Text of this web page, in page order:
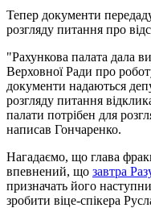
Тепер документи
розгляду питання про
"Рахункова палата дала
Верховної Ради про
документи надаються
розгляду питання
палати потрібен для
написав Гончаренко.
Нагадаємо, що глава
впевнений, що завтра
призначать його
зробити віце-спікера